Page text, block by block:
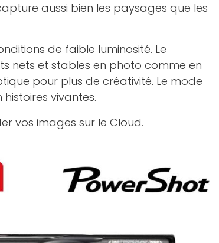
aussi bien les paysages que les
de faible luminosité. Le
nets et stables en photo comme en
pour plus de créativité. Le mode
vivantes.
vos images sur le Cloud.